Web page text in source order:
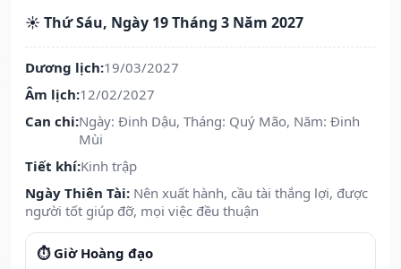
☀️ Thứ Sáu, Ngày 19 Tháng 3 Năm 2027
Dương lịch:19/03/2027
Âm lịch:12/02/2027
Can chi:Ngày: Đinh Dậu, Tháng: Quý Mão, Năm: Đinh
Mùi
Tiết khí:Kinh trập
Ngày Thiên Tài: Nên xuất hành, cầu tài thắng lợi, được
người tốt giúp đỡ, mọi việc đều thuận
⏱️ Giờ Hoàng đạo